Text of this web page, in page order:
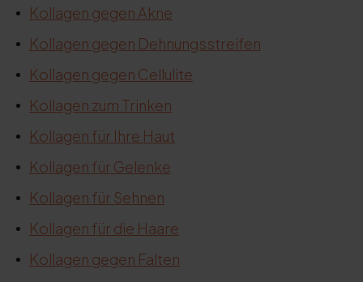
Kollagen gegen Akne
Kollagen gegen Dehnungsstreifen
Kollagen gegen Cellulite
Kollagen zum Trinken
Kollagen für Ihre Haut
Kollagen für Gelenke
Kollagen für Sehnen
Kollagen für die Haare
Kollagen gegen Falten